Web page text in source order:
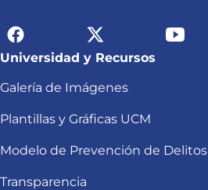
Universidad y Recursos
Galería de Imágenes
Plantillas y Gráficas UCM
Modelo de Prevención de Delitos
Transparencia